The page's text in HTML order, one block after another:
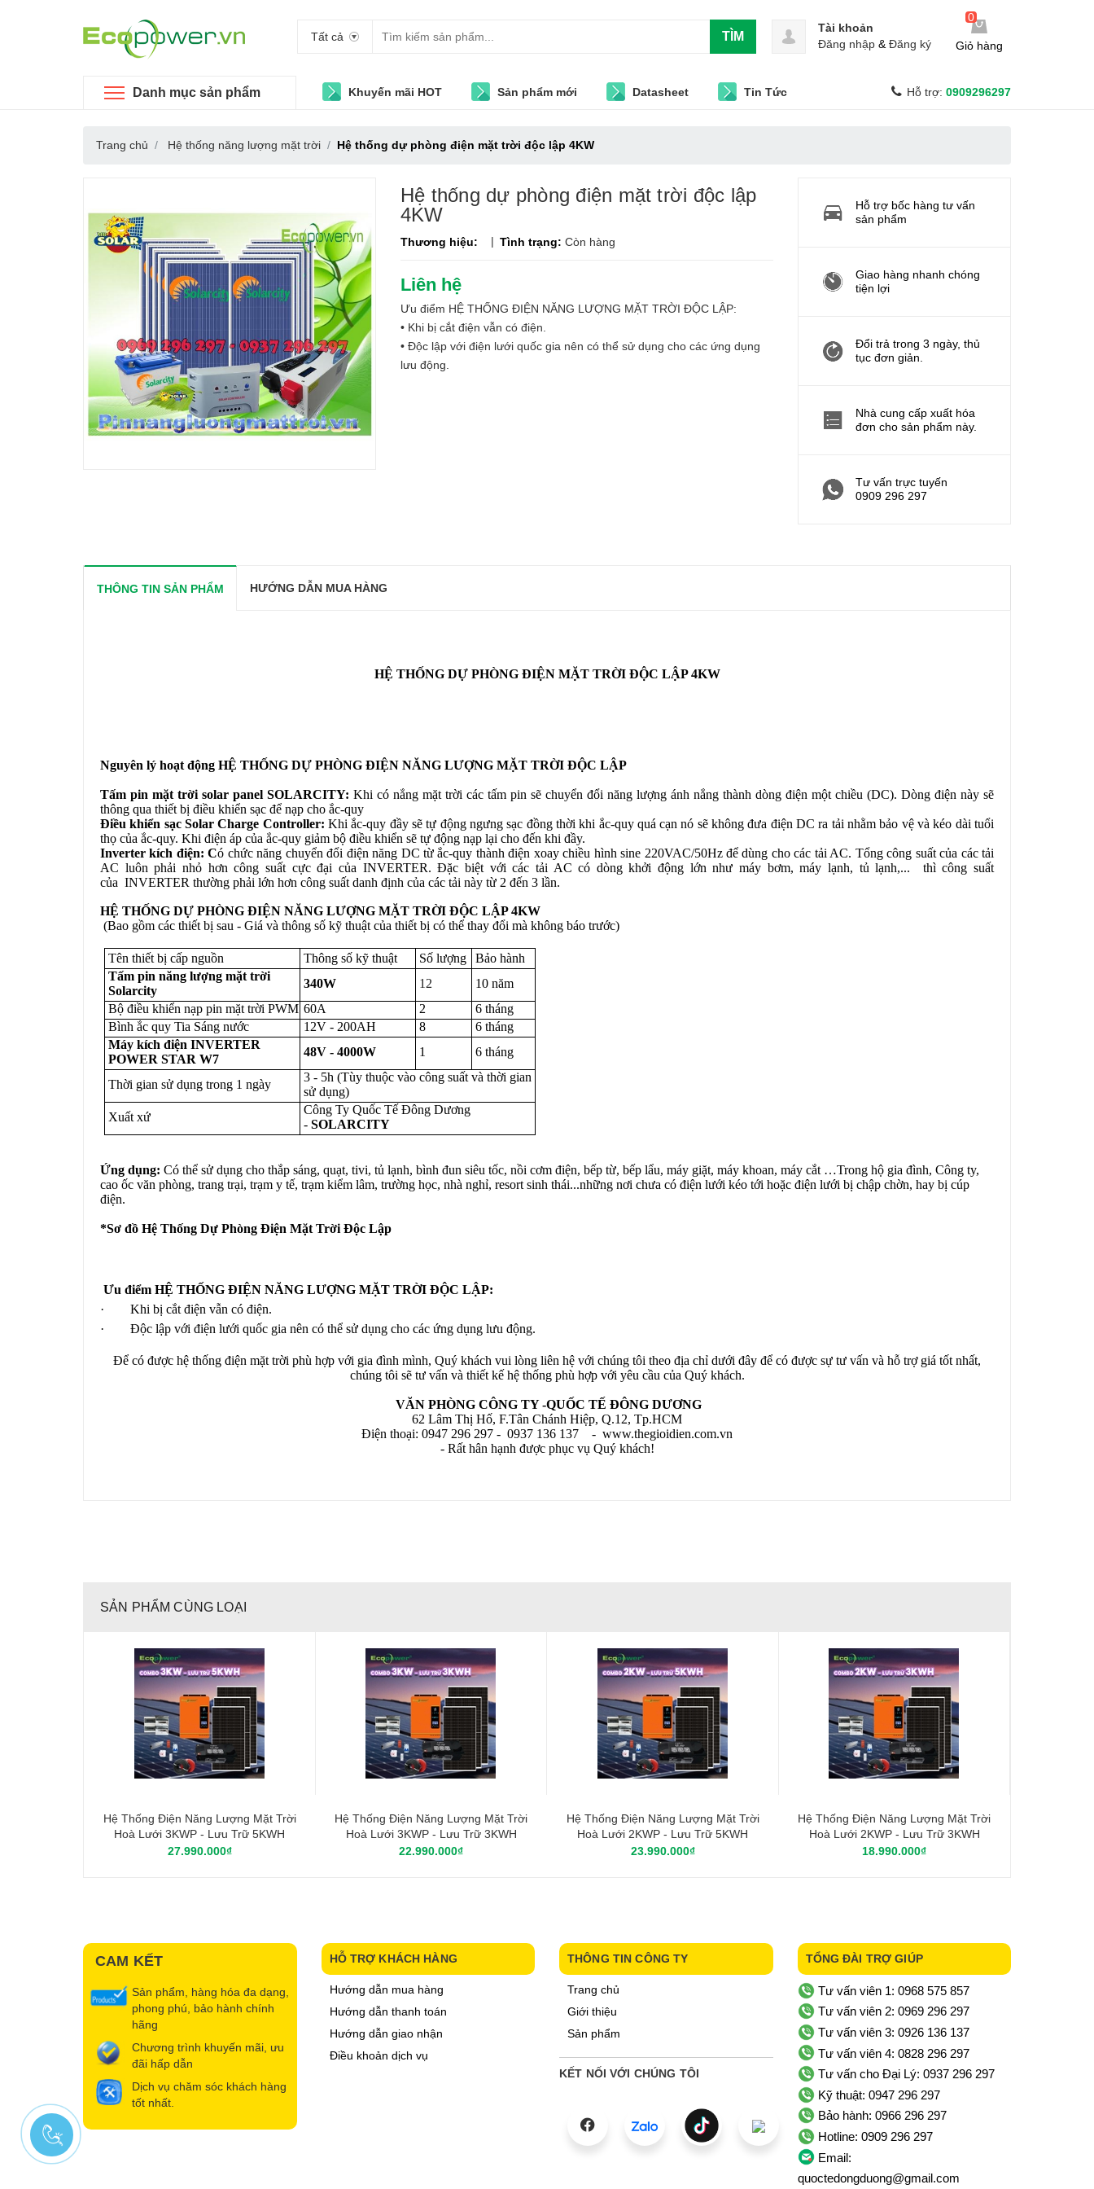
Tất cả TÌM
0
Giỏ hàng
Tài khoản
Đăng nhập & Đăng ký
Danh mục sản phẩm Khuyến mãi HOT Sản phẩm mới Datasheet Tin Tức Hỗ trợ: 0909296297
Trang chủ Hệ thống năng lượng mặt trời Hệ thống dự phòng điện mặt trời độc lập 4KW
Hệ thống dự phòng điện mặt trời độc lập
4KW
Thương hiệu: | Tình trạng: Còn hàng
Liên hệ
Ưu điểm HỆ THỐNG ĐIỆN NĂNG LƯỢNG MẶT TRỜI ĐỘC LẬP:
• Khi bị cắt điện vẫn có điện.
• Độc lập với điện lưới quốc gia nên có thể sử dụng cho các ứng dụng
lưu động.
Hỗ trợ bốc hàng tư vấn
sản phẩm
Giao hàng nhanh chóng
tiện lợi
Đổi trả trong 3 ngày, thủ
tục đơn giản.
Nhà cung cấp xuất hóa
đơn cho sản phẩm này.
Tư vấn trực tuyến
0909 296 297
THÔNG TIN SẢN PHẨM HƯỚNG DẪN MUA HÀNG
HỆ THỐNG DỰ PHÒNG ĐIỆN MẶT TRỜI ĐỘC LẬP 4KW
Nguyên lý hoạt động HỆ THỐNG DỰ PHÒNG ĐIỆN NĂNG LƯỢNG MẶT TRỜI ĐỘC LẬP
Tấm pin mặt trời solar panel SOLARCITY: Khi có nắng mặt trời các tấm pin sẽ chuyển đổi năng lượng ánh nắng thành dòng điện một chiều (DC). Dòng điện này sẽ
thông qua thiết bị điều khiển sạc để nạp cho ắc-quy
Điều khiển sạc Solar Charge Controller: Khi ắc-quy đầy sẽ tự động ngưng sạc đồng thời khi ắc-quy quá cạn nó sẽ không đưa điện DC ra tải nhằm bảo vệ và kéo dài tuổi
thọ của ắc-quy. Khi điện áp của ắc-quy giảm bộ điều khiển sẽ tự động nạp lại cho đến khi đầy.
Inverter kích điện: Có chức năng chuyển đổi điện năng DC từ ắc-quy thành điện xoay chiều hình sine 220VAC/50Hz để dùng cho các tải AC. Tổng công suất của các tải
AC luôn phải nhỏ hơn công suất cực đại của INVERTER. Đặc biệt với các tải AC có dòng khởi động lớn như máy bơm, máy lạnh, tủ lạnh,... thì công suất
của INVERTER thường phải lớn hơn công suất danh định của các tải này từ 2 đến 3 lần.
HỆ THỐNG DỰ PHÒNG ĐIỆN NĂNG LƯỢNG MẶT TRỜI ĐỘC LẬP 4KW
(Bao gồm các thiết bị sau - Giá và thông số kỹ thuật của thiết bị có thể thay đổi mà không báo trước)
Tên thiết bị cấp nguồn Thông số kỹ thuật Số lượng
Bảo hành
Tấm pin năng lượng mặt trời
Solarcity
340W 12
10 năm
Bộ điều khiển nạp pin mặt trời PWM 60A 2
6 tháng
Bình ắc quy Tia Sáng nước
12V - 200AH 8
6 tháng
Máy kích điện INVERTER
POWER STAR W7
48V - 4000W 1 6 tháng
Thời gian sử dụng trong 1 ngày
3 - 5h (Tùy thuộc vào công suất và thời gian
sử dụng)
Xuất xứ
Công Ty Quốc Tế Đông Dương
- SOLARCITY
Ứng dụng: Có thể sử dụng cho thắp sáng, quạt, tivi, tủ lạnh, bình đun siêu tốc, nồi cơm điện, bếp từ, bếp lẩu, máy giặt, máy khoan, máy cắt …Trong hộ gia đình, Công ty,
cao ốc văn phòng, trang trại, trạm y tế, trạm kiểm lâm, trường học, nhà nghỉ, resort sinh thái...những nơi chưa có điện lưới kéo tới hoặc điện lưới bị chập chờn, hay bị cúp
điện.
*Sơ đồ Hệ Thống Dự Phòng Điện Mặt Trời Độc Lập
Ưu điểm HỆ THỐNG ĐIỆN NĂNG LƯỢNG MẶT TRỜI ĐỘC LẬP:
· Khi bị cắt điện vẫn có điện.
· Độc lập với điện lưới quốc gia nên có thể sử dụng cho các ứng dụng lưu động.
Để có được hệ thống điện mặt trời phù hợp với gia đình mình, Quý khách vui lòng liên hệ với chúng tôi theo địa chỉ dưới đây để có được sự tư vấn và hỗ trợ giá tốt nhất,
chúng tôi sẽ tư vấn và thiết kế hệ thống phù hợp với yêu cầu của Quý khách.
VĂN PHÒNG CÔNG TY -QUỐC TẾ ĐÔNG DƯƠNG
62 Lâm Thị Hố, F.Tân Chánh Hiệp, Q.12, Tp.HCM
Điện thoại: 0947 296 297 - 0937 136 137 - www.thegioidien.com.vn
- Rất hân hạnh được phục vụ Quý khách!
SẢN PHẨM CÙNG LOẠI
Hệ Thống Điện Năng Lượng Mặt Trời
Hoà Lưới 3KWP - Lưu Trữ 5KWH
27.990.000₫
Hệ Thống Điện Năng Lượng Mặt Trời
Hoà Lưới 3KWP - Lưu Trữ 3KWH
22.990.000₫
Hệ Thống Điện Năng Lượng Mặt Trời
Hoà Lưới 2KWP - Lưu Trữ 5KWH
23.990.000₫
Hệ Thống Điện Năng Lượng Mặt Trời
Hoà Lưới 2KWP - Lưu Trữ 3KWH
18.990.000₫
CAM KẾT
Sản phẩm, hàng hóa đa dạng,
phong phú, bảo hành chính
hãng
Chương trình khuyến mãi, ưu
đãi hấp dẫn
Dịch vụ chăm sóc khách hàng
tốt nhất.
HỖ TRỢ KHÁCH HÀNG
Hướng dẫn mua hàng
Hướng dẫn thanh toán
Hướng dẫn giao nhận
Điều khoản dịch vụ
THÔNG TIN CÔNG TY
Trang chủ
Giới thiệu
Sản phẩm
KẾT NỐI VỚI CHÚNG TÔI
TỔNG ĐÀI TRỢ GIÚP
Tư vấn viên 1: 0968 575 857
Tư vấn viên 2: 0969 296 297
Tư vấn viên 3: 0926 136 137
Tư vấn viên 4: 0828 296 297
Tư vấn cho Đại Lý: 0937 296 297
Kỹ thuật: 0947 296 297
Bảo hành: 0966 296 297
Hotline: 0909 296 297
Email:
quoctedongduong@gmail.com